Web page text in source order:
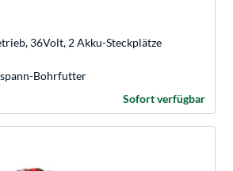
36Volt, 2 Akku-Steckplätze
Bohrfutter
Sofort verfügbar